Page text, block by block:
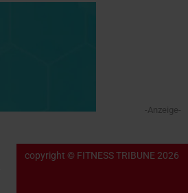
-Anzeige-
copyright © FITNESS TRIBUNE 2026